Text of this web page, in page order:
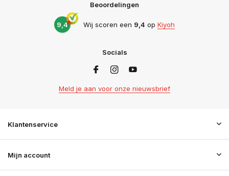
Beoordelingen
9,4 Wij scoren een 9,4 op Kiyoh
Socials
Meld je aan voor onze nieuwsbrief
Klantenservice
Mijn account